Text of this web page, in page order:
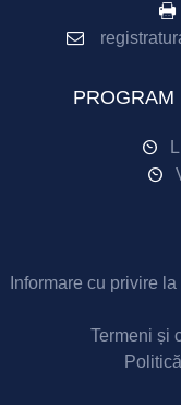
Informare cu privire
Termeni și